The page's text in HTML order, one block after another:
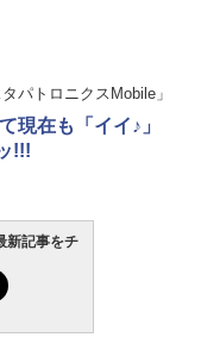
パトロニクスMobile」
現在も「イイ♪」
!!!
新記事をチ